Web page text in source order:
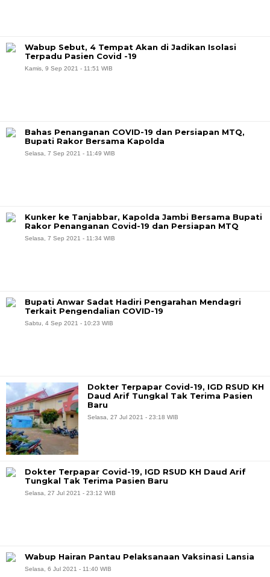
Wabup Sebut, 4 Tempat Akan di Jadikan Isolasi
Terpadu Pasien Covid -19
Kamis, 9 Sep 2021 - 11:51 WIB
Bahas Penanganan COVID-19 dan Persiapan MTQ,
Bupati Rakor Bersama Kapolda
Selasa, 7 Sep 2021 - 11:49 WIB
Kunker ke Tanjabbar, Kapolda Jambi Bersama Bupati
Rakor Penanganan Covid-19 dan Persiapan MTQ
Selasa, 7 Sep 2021 - 11:34 WIB
Bupati Anwar Sadat Hadiri Pengarahan Mendagri
Terkait Pengendalian COVID-19
Sabtu, 4 Sep 2021 - 10:23 WIB
Dokter Terpapar Covid-19, IGD RSUD KH
Daud Arif Tungkal Tak Terima Pasien
Baru
Selasa, 27 Jul 2021 - 23:18 WIB
Dokter Terpapar Covid-19, IGD RSUD KH Daud Arif
Tungkal Tak Terima Pasien Baru
Selasa, 27 Jul 2021 - 23:12 WIB
Wabup Hairan Pantau Pelaksanaan Vaksinasi Lansia
Selasa, 6 Jul 2021 - 11:40 WIB